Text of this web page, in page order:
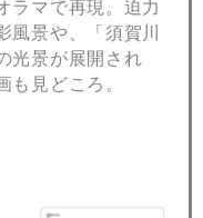
ラマで再現。迫力
風景や、「須賀川
光景が展開され
も見どころ。